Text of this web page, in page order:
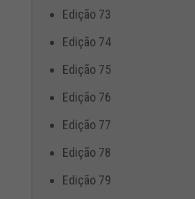
Edição 73
Edição 74
Edição 75
Edição 76
Edição 77
Edição 78
Edição 79